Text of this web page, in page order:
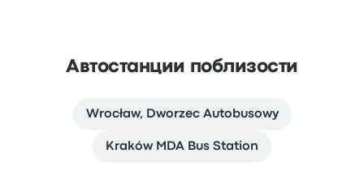
Автостанции поблизости
Wrocław, Dworzec Autobusowy
Kraków MDA Bus Station